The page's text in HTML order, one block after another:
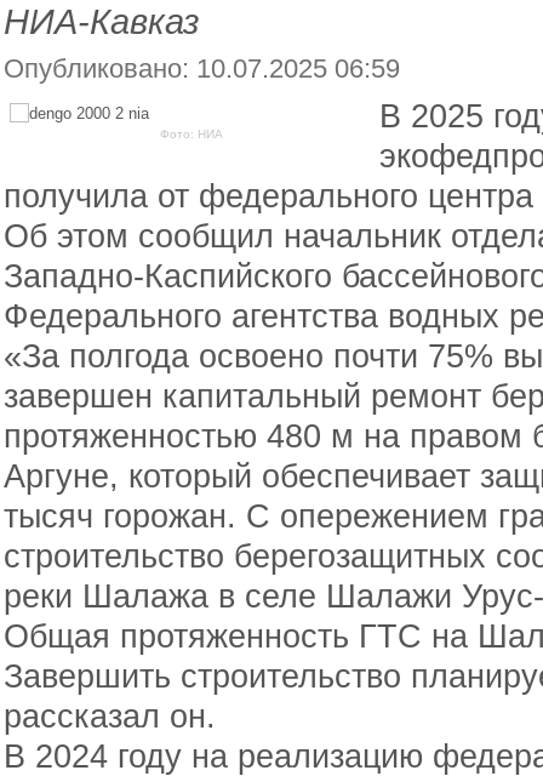
НИА-Кавказ
Опубликовано: 10.07.2025 06:59
Фото: НИА
В 2025
получила от федерального
Об этом сообщил начальник
Западно-Каспийского
Федерального агентства водных
«За полгода освоено почти 75%
завершен капитальный ремонт
протяженностью 480 м на правом
Аргуне, который обеспечивает
тысяч горожан. С опережением
строительство берегозащитных
реки Шалажа в селе Шалажи Урус-
Общая протяженность ГТС на
Завершить строительство
рассказал он.
В 2024 году на реализацию